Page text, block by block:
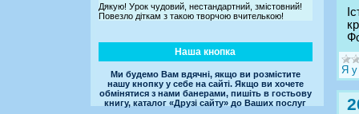
Дякую! Урок чудовий, нестандартний, змістовний!
Повезло діткам з такою творчою вчителькою!
Наша кнопка
Ми будемо Вам вдячні, якщо ви розмістите
нашу кнопку у себе на сайті. Якщо ви хочете
обмінятися з нами банерами, пишіть в гостьову
книгу, каталог «Друзі сайту» до Ваших послуг
Я у